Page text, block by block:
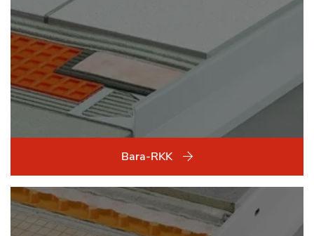
Bara-RKK